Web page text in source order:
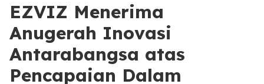
EZVIZ Menerima
Anugerah Inovasi
Antarabangsa atas
Pencapaian Dalam